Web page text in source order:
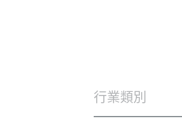
行業類別